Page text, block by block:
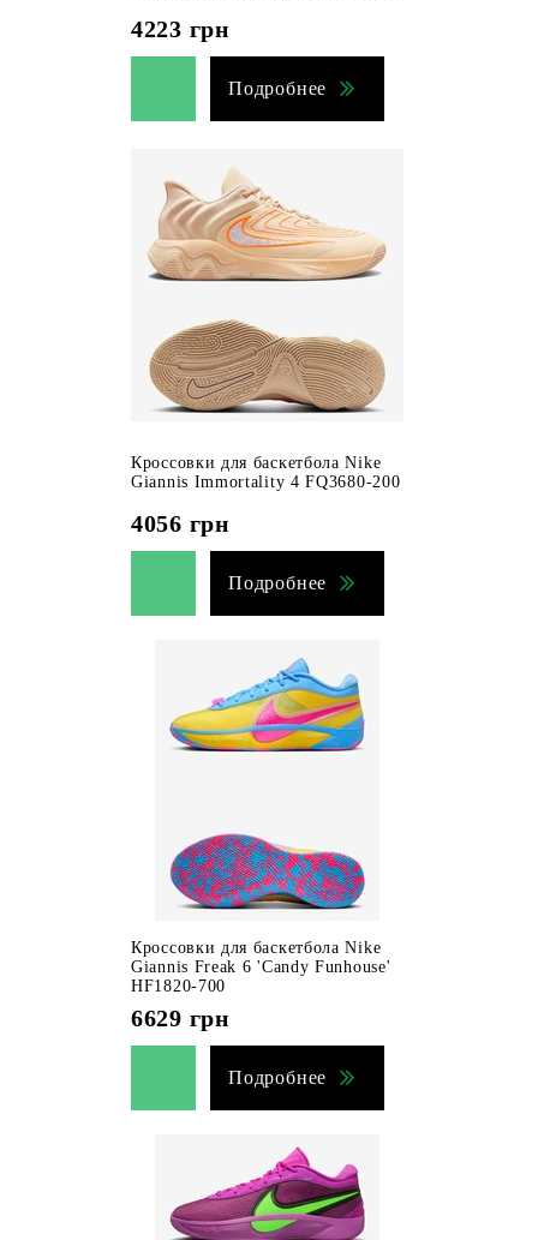
4223 грн
Подробнее
Кроссовки для баскетбола Nike
Giannis Immortality 4 FQ3680-200
4056 грн
Подробнее
Кроссовки для баскетбола Nike
Giannis Freak 6 'Candy Funhouse'
HF1820-700
6629 грн
Подробнее